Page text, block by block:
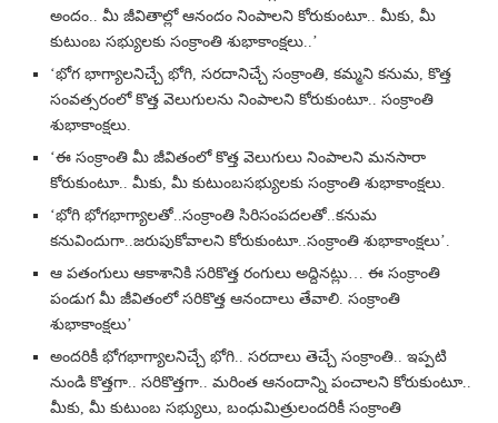
అందం.. మీ జీవితాల్లో ఆనందం నింపాలని కోరుకుంటూ.. మీకు, మీ
కుటుంబ సభ్యులకు సంక్రాంతి శుభాకాంక్షలు..’
‘భోగ భాగ్యాలనిచ్చే భోగి, సరదానిచ్చే సంక్రాంతి, కమ్మని కనుమ, కొత్త
సంవత్సరంలో కొత్త వెలుగులను నింపాలని కోరుకుంటూ.. సంక్రాంతి
శుభాకాంక్షలు.
‘ఈ సంక్రాంతి మీ జీవితంలో కొత్త వెలుగులు నింపాలని మనసారా
కోరుకుంటూ.. మీకు, మీ కుటుంబసభ్యులకు సంక్రాంతి శుభాకాంక్షలు.
‘భోగి భోగభాగ్యాలతో..సంక్రాంతి సిరిసంపదలతో..కనుమ
కనువిందుగా..జరుపుకోవాలని కోరుకుంటూ..సంక్రాంతి శుభాకాంక్షలు’.
ఆ పతంగులు ఆకాశానికి సరికొత్త రంగులు అద్దినట్లు… ఈ సంక్రాంతి
పండుగ మీ జీవితంలో సరికొత్త ఆనందాలు తేవాలి. సంక్రాంతి
శుభాకాంక్షలు’
అందరికీ భోగభాగ్యాలనిచ్చే భోగి.. సరదాలు తెచ్చే సంక్రాంతి.. ఇప్పటి
నుండి కొత్తగా.. సరికొత్తగా.. మరింత ఆనందాన్ని పంచాలని కోరుకుంటూ..
మీకు, మీ కుటుంబ సభ్యులు, బంధుమిత్రులందరికీ సంక్రాంతి